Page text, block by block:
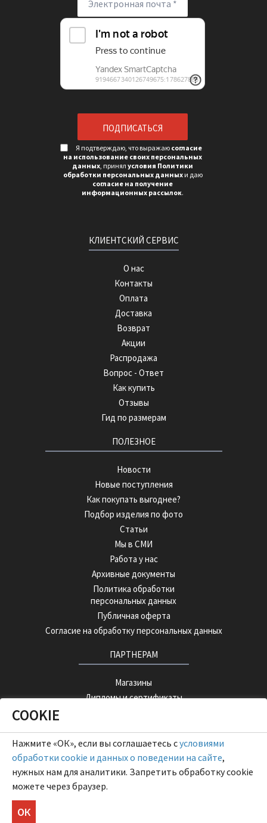
КЛИЕНТСКИЙ СЕРВИС
О нас
Контакты
Оплата
Доставка
Возврат
Акции
Распродажа
Вопрос - Ответ
Как купить
Отзывы
Гид по размерам
ПОЛЕЗНОЕ
Новости
Новые поступления
Как покупать выгоднее?
Подбор изделия по фото
Статьи
Мы в СМИ
Работа у нас
Архивные документы
Политика обработки
персональных данных
Публичная оферта
Согласие на обработку персональных данных
ПАРТНЕРАМ
Магазины
Дипломы и сертификаты
ХОРЕКА
ОПТОВЫЙ ПОРТАЛ
Я подтверждаю, что выражаю согласие
на использование своих персональных
данных, принял условия Политики
обработки персональных данныхи даю
согласие на получение
информационных рассылок.
COOKIE
Нажмите «ОК», если вы соглашаетесь сусловиями
обработки cookie и данных о поведении на сайте,
нужных нам для аналитики. Запретить обработку cookie
можете через браузер.
ОК